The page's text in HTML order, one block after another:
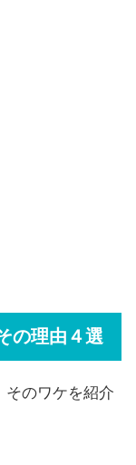
の理由４選
そのワケを紹介